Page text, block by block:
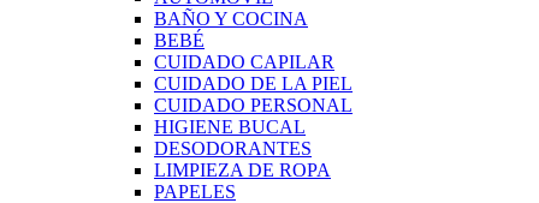
BAÑO Y COCINA
BEBÉ
CUIDADO CAPILAR
CUIDADO DE LA PIEL
CUIDADO PERSONAL
HIGIENE BUCAL
DESODORANTES
LIMPIEZA DE ROPA
PAPELES